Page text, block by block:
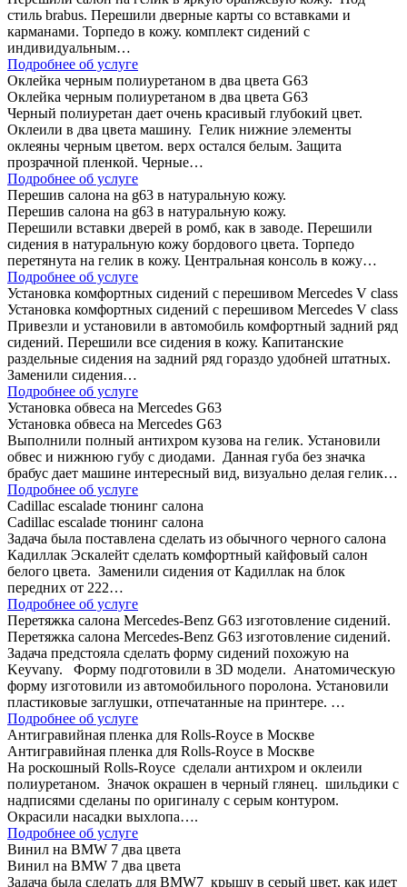
стиль brabus. Перешили дверные карты со вставками и
карманами. Торпедо в кожу. комплект сидений с
индивидуальным…
Подробнее об услуге
Оклейка черным полиуретаном в два цвета G63
Оклейка черным полиуретаном в два цвета G63
Черный полиуретан дает очень красивый глубокий цвет.
Оклеили в два цвета машину. Гелик нижние элементы
оклеяны черным цветом. верх остался белым. Защита
прозрачной пленкой. Черные…
Подробнее об услуге
Перешив салона на g63 в натуральную кожу.
Перешив салона на g63 в натуральную кожу.
Перешили вставки дверей в ромб, как в заводе. Перешили
сидения в натуральную кожу бордового цвета. Торпедо
перетянута на гелик в кожу. Центральная консоль в кожу…
Подробнее об услуге
Установка комфортных сидений с перешивом Mercedes V class
Установка комфортных сидений с перешивом Mercedes V class
Привезли и установили в автомобиль комфортный задний ряд
сидений. Перешили все сидения в кожу. Капитанские
раздельные сидения на задний ряд гораздо удобней штатных.
Заменили сидения…
Подробнее об услуге
Установка обвеса на Mercedes G63
Установка обвеса на Mercedes G63
Выполнили полный антихром кузова на гелик. Установили
обвес и нижнюю губу с диодами. Данная губа без значка
брабус дает машине интересный вид, визуально делая гелик…
Подробнее об услуге
Сadillac escalade тюнинг салона
Сadillac escalade тюнинг салона
Задача была поставлена сделать из обычного черного салона
Кадиллак Эскалейт сделать комфортный кайфовый салон
белого цвета. Заменили сидения от Кадиллак на блок
передних от 222…
Подробнее об услуге
Перетяжка салона Mercedes-Benz G63 изготовление сидений.
Перетяжка салона Mercedes-Benz G63 изготовление сидений.
Задача предстояла сделать форму сидений похожую на
Keyvany. Форму подготовили в 3D модели. Анатомическую
форму изготовили из автомобильного поролона. Установили
пластиковые заглушки, отпечатанные на принтере. …
Подробнее об услуге
Антигравийная пленка для Rolls-Royce в Москве
Антигравийная пленка для Rolls-Royce в Москве
На роскошный Rolls-Royce сделали антихром и оклеили
полиуретаном. Значок окрашен в черный глянец. шильдики с
надписями сделаны по оригиналу с серым контуром.
Окрасили насадки выхлопа….
Подробнее об услуге
Винил на BMW 7 два цвета
Винил на BMW 7 два цвета
Задача была сделать для BMW7 крышу в серый цвет, как идет